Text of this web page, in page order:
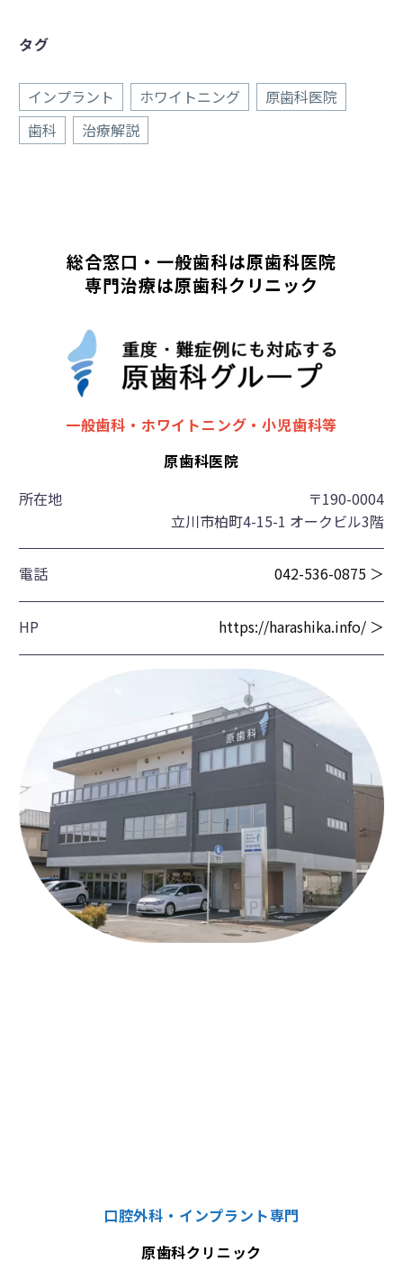
タグ
インプラント ホワイトニング
原歯科医院
歯科
治療解説
総合窓口・一般歯科は原歯科医院
専門治療は原歯科クリニック
一般歯科・ホワイトニング・小児歯科等
原歯科医院
所在地
〒190-0004
立川市柏町4-15-1 オークビル3階
電話 042-536-0875 ＞
HP https://harashika.info/ ＞
口腔外科・インプラント専門
原歯科クリニック